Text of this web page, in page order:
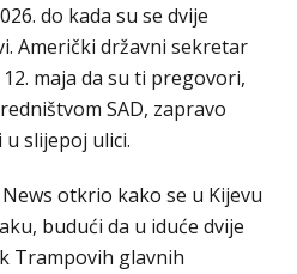
do kada su se dvije
Američki državni sekretar
maja da su ti pregovori,
SAD, zapravo
slijepoj ulici.
otkrio kako se u Kijevu
budući da u iduće dvije
Trampovih glavnih